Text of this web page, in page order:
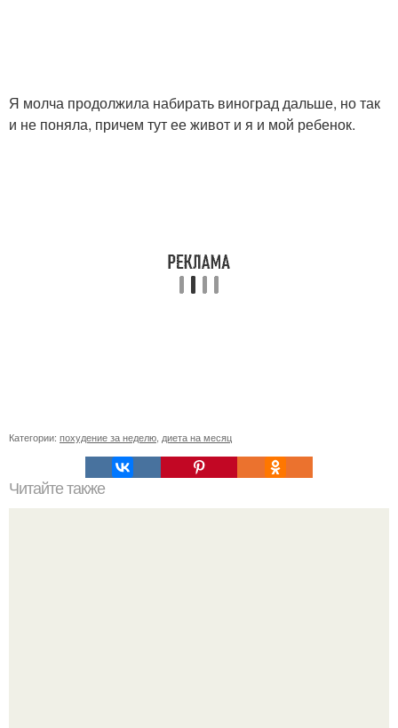
Я молча продолжила набирать виноград дальше, но так
и не поняла, причем тут ее живот и я и мой ребенок.
Категории: похудение за неделю диета на месяц
Читайте также